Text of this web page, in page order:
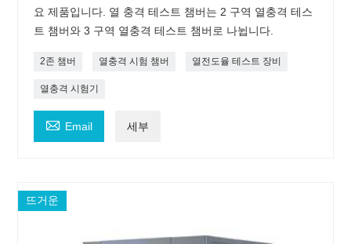
요 제품입니다. 열 충격 테스트 챔버는 2 구역 열충격 테스
트 챔버와 3 구역 열충격 테스트 챔버로 나뉩니다.
2존 챔버 열충격 시험 챔버 열전도율 테스트 장비
열충격 시험기
 Email 세부
뜨거운